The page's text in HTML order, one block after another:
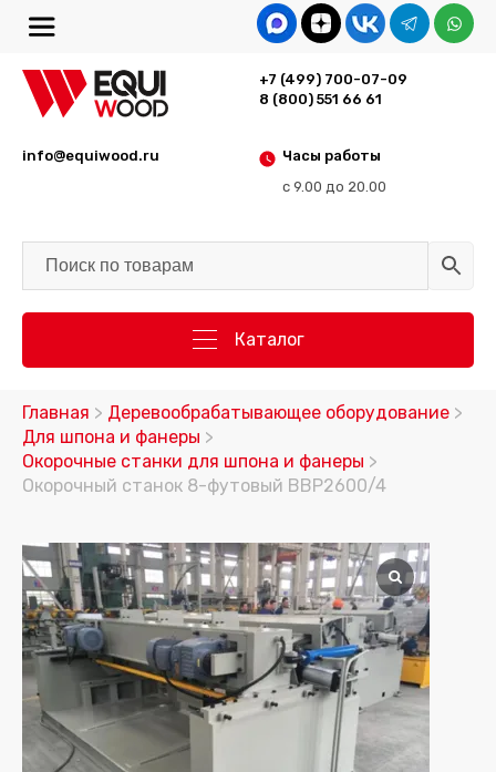
+7 (499) 700-07-09
8 (800) 551 66 61
Часы работы
с 9.00 до 20.00
info@equiwood.ru
Каталог
Главная > Деревообрабатывающее оборудование >
Для шпона и фанеры >
Окорочные станки для шпона и фанеры >
Окорочный станок 8-футовый BBP2600/4